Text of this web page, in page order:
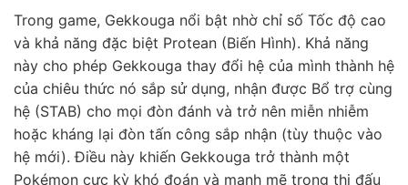
Trong game, Gekkouga nổi bật nhờ chỉ số Tốc độ cao
và khả năng đặc biệt Protean (Biến Hình). Khả năng
này cho phép Gekkouga thay đổi hệ của mình thành hệ
của chiêu thức nó sắp sử dụng, nhận được Bổ trợ cùng
hệ (STAB) cho mọi đòn đánh và trở nên miễn nhiễm
hoặc kháng lại đòn tấn công sắp nhận (tùy thuộc vào
hệ mới). Điều này khiến Gekkouga trở thành một
Pokémon cực kỳ khó đoán và mạnh mẽ trong thi đấu